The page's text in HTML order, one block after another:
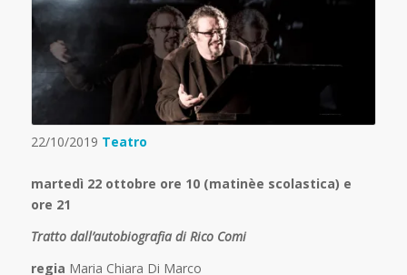
22/10/2019 Teatro
martedì 22 ottobre ore 10 (matinèe scolastica) e
ore 21
Tratto dall’autobiografia di Rico Comi
regia Maria Chiara Di Marco